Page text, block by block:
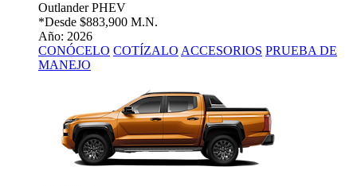
Outlander PHEV
*Desde $883,900 M.N.
Año: 2026
CONÓCELO COTÍZALO ACCESORIOS PRUEBA DE
MANEJO